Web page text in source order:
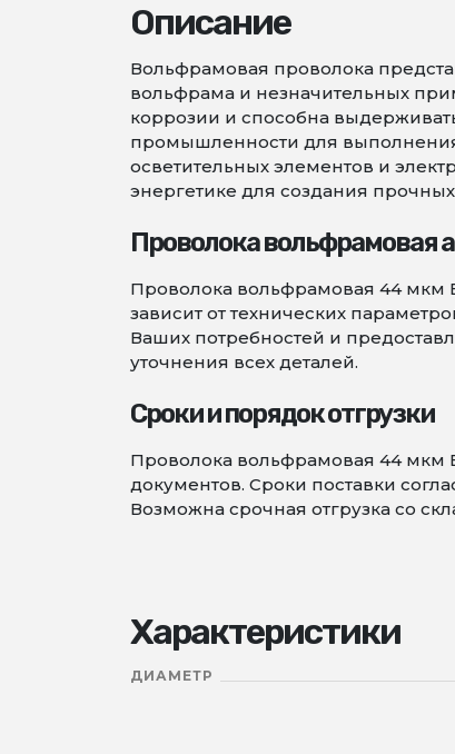
Описание
Вольфрамовая проволока
вольфрама и незначительных
коррозии и способна
промышленности для выполнения
осветительных элементов и
энергетике для создания
Проволока вольфрамовая
Проволока вольфрамовая 44 мкм
зависит от технических
Ваших потребностей и
уточнения всех деталей.
Сроки и порядок отгрузки
Проволока вольфрамовая 44 мкм
документов. Сроки поставки
Возможна срочная отгрузка со
Характеристики
ДИАМЕТР